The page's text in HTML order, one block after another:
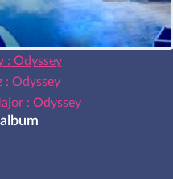
: Odyssey
: Odyssey
: Odyssey